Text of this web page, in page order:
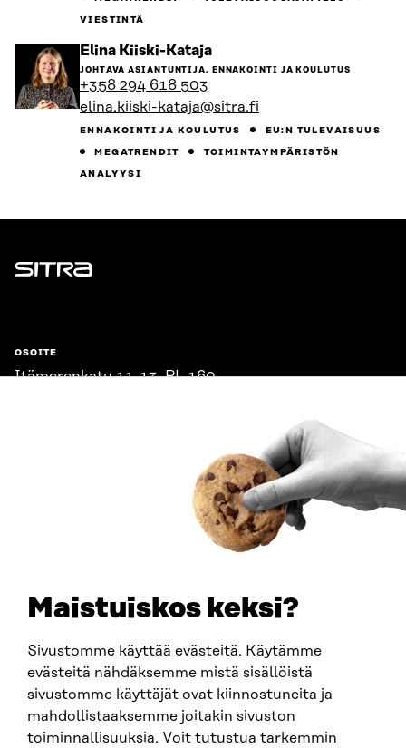
Maistuiskos keksi?
Sivustomme käyttää evästeitä. Käytämme
evästeitä nähdäksemme mistä sisällöistä
sivustomme käyttäjät ovat kiinnostuneita ja
mahdollistaaksemme joitakin sivuston
toiminnallisuuksia. Voit tutustua tarkemmin
VIESTINTÄ
Elina Kiiski-KatajaSiirry
henkilön
JOHTAVA ASIANTUNTIJA, ENNAKOINTI JA KOULUTUS
+358 294 618 503
elina.kiiski-kataja@sitra.fi
ENNAKOINTI JA KOULUTUS
EU:N TULEVAISUUS
MEGATRENDIT
TOIMINTAYMPÄRISTÖN
ANALYYSI
Sitra
OSOITE
Itämerenkatu 11-13, PL 160,
SITRA SOSIAALISESSA MEDIASSA
LinkedIn
Instagram